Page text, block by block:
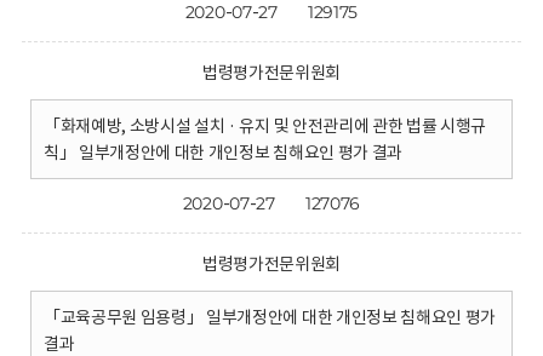
2020-07-27 129175
법령평가전문위원회
「화재예방, 소방시설 설치 · 유지 및 안전관리에 관한 법률 시행규
칙」 일부개정안에 대한 개인정보 침해요인 평가 결과
2020-07-27 127076
법령평가전문위원회
「교육공무원 임용령」 일부개정안에 대한 개인정보 침해요인 평가
결과